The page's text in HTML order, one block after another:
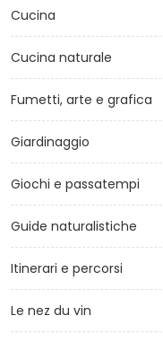
Cucina
Cucina naturale
Fumetti, arte e grafica
Giardinaggio
Giochi e passatempi
Guide naturalistiche
Itinerari e percorsi
Le nez du vin